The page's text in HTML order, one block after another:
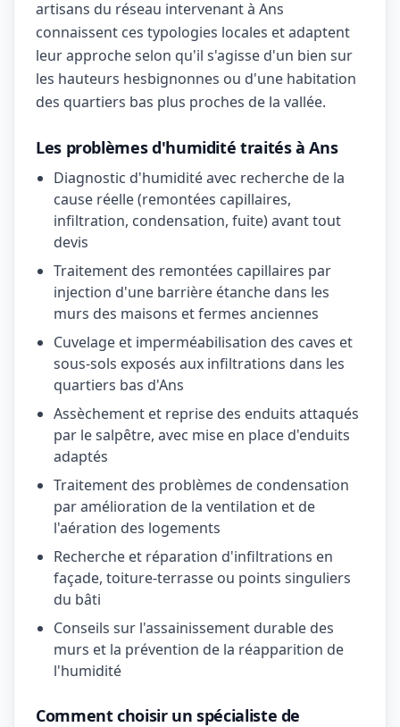
artisans du réseau intervenant à Ans
connaissent ces typologies locales et adaptent
leur approche selon qu'il s'agisse d'un bien sur
les hauteurs hesbignonnes ou d'une habitation
des quartiers bas plus proches de la vallée.
Les problèmes d'humidité traités à Ans
Diagnostic d'humidité avec recherche de la
cause réelle (remontées capillaires,
infiltration, condensation, fuite) avant tout
devis
Traitement des remontées capillaires par
injection d'une barrière étanche dans les
murs des maisons et fermes anciennes
Cuvelage et imperméabilisation des caves et
sous-sols exposés aux infiltrations dans les
quartiers bas d'Ans
Assèchement et reprise des enduits attaqués
par le salpêtre, avec mise en place d'enduits
adaptés
Traitement des problèmes de condensation
par amélioration de la ventilation et de
l'aération des logements
Recherche et réparation d'infiltrations en
façade, toiture-terrasse ou points singuliers
du bâti
Conseils sur l'assainissement durable des
murs et la prévention de la réapparition de
l'humidité
Comment choisir un spécialiste de